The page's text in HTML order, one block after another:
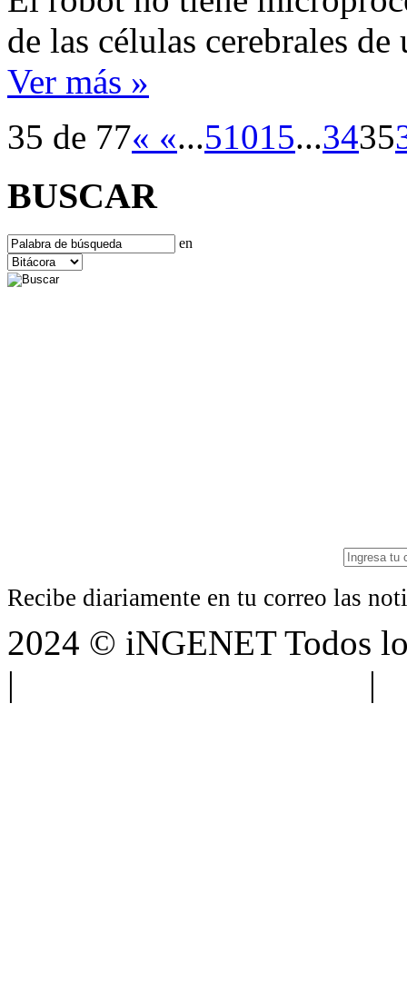
de las células cerebrales
Ver más »
35 de 77« «...51015...3435
BUSCAR
en
Recibe diariamente en tu correo las
2024 © iNGENET Todos
|
|